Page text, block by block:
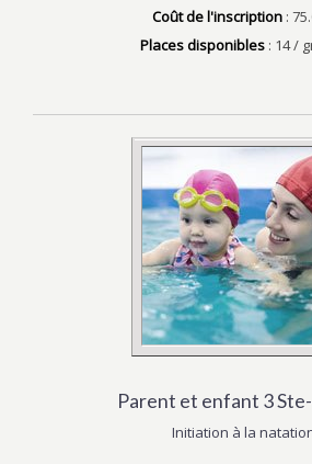
Coût de l'inscription :
Places disponibles : 14 /
Parent et enfant 3
Initiation à la